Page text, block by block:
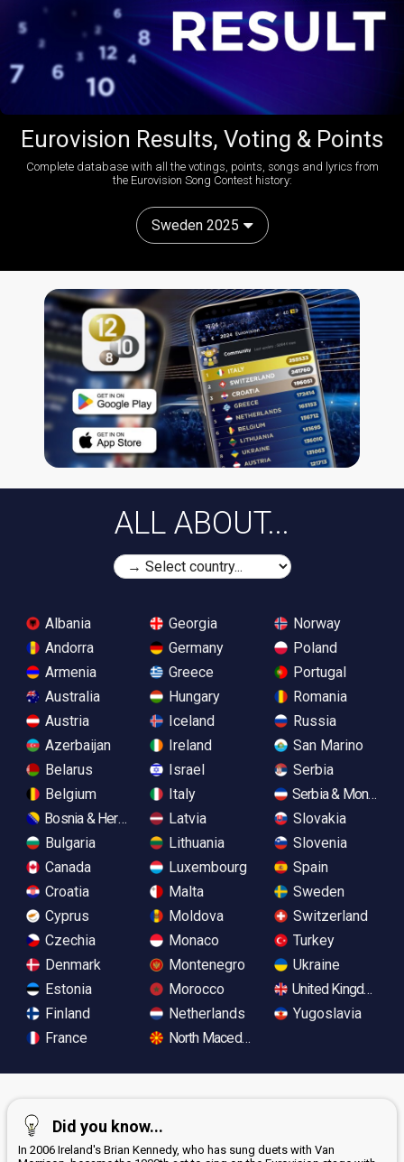
Eurovision Results, Voting & Points
Complete database with all the votings, points, songs and lyrics from
the Eurovision Song Contest history:
Sweden 2025
ALL ABOUT...
Albania
Andorra
Armenia
Australia
Austria
Azerbaijan
Belarus
Belgium
Bosnia & Herzegovina
Bulgaria
Canada
Croatia
Cyprus
Czechia
Denmark
Estonia
Finland
France
Georgia
Germany
Greece
Hungary
Iceland
Ireland
Israel
Italy
Latvia
Lithuania
Luxembourg
Malta
Moldova
Monaco
Montenegro
Morocco
Netherlands
North Macedonia
Norway
Poland
Portugal
Romania
Russia
San Marino
Serbia
Serbia &
Slovakia
Slovenia
Spain
Sweden
Switzerland
Turkey
Ukraine
United Kingdom
Yugoslavia
Did you know...
In 2006 Ireland's Brian Kennedy, who has sung duets with Van